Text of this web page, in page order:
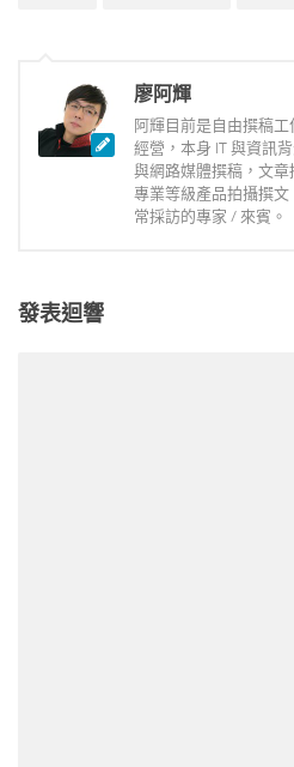
廖阿輝
阿輝目前是自由撰稿
經營，本身 IT 與資訊
與網路媒體撰稿，文
專業等級產品拍攝撰
常採訪的專家 / 來賓。
發表迴響